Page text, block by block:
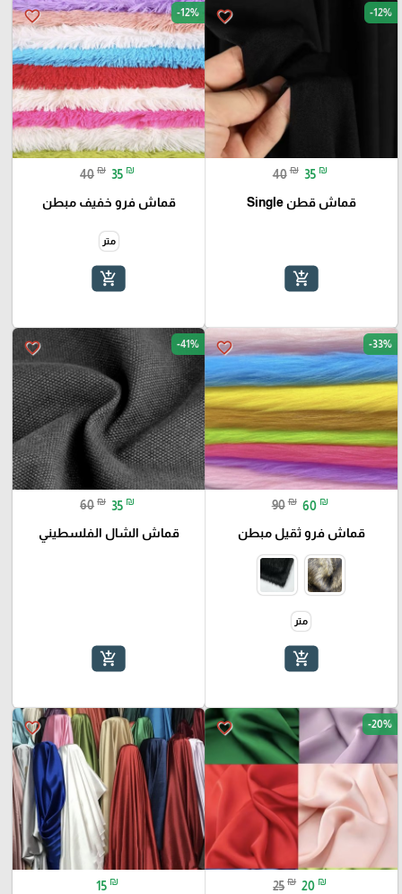
favorite_border -12%
40 ₪ 35 ₪
قماش قطن Single
add_shopping_cart
favorite_border -12%
40 ₪ 35 ₪
قماش فرو خفيف مبطن
متر
add_shopping_cart
favorite_border -33%
90 ₪ 60 ₪
قماش فرو ثقيل مبطن
متر
add_shopping_cart
favorite_border -41%
60 ₪ 35 ₪
قماش الشال الفلسطيني
add_shopping_cart
favorite_border -20%
25 ₪ 20 ₪
favorite_border
15 ₪